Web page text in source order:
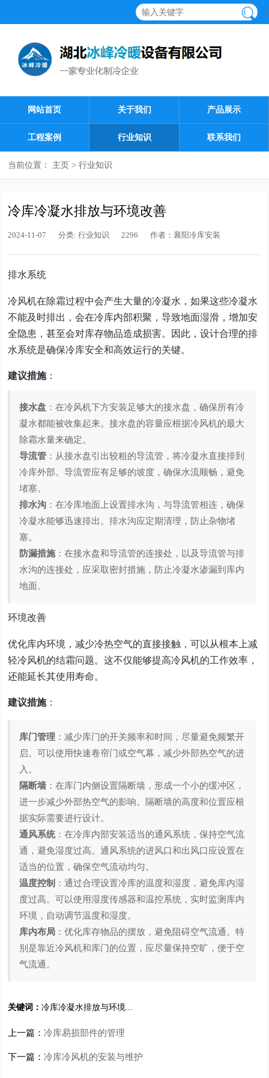
网站首页 关于我们 产品展示
工程案例 行业知识 联系我们
当前位置： 主页 > 行业知识
冷库冷凝水排放与环境改善
2024-11-07 分类: 行业知识 2296 作者： 襄阳冷库安装
排水系统
冷风机在除霜过程中会产生大量的冷凝水，如果这些冷凝水
不能及时排出，会在冷库内部积聚，导致地面湿滑，增加安
全隐患，甚至会对库存物品造成损害。因此，设计合理的排
水系统是确保冷库安全和高效运行的关键。
建议措施：
接水盘 ：在冷风机下方安装足够大的接水盘，确保所有冷
凝水都能被收集起来。接水盘的容量应根据冷风机的最大
除霜水量来确定。
导流管 ：从接水盘引出较粗的导流管，将冷凝水直接排到
冷库外部。导流管应有足够的坡度，确保水流顺畅，避免
堵塞。
排水沟 ：在冷库地面上设置排水沟，与导流管相连，确保
冷凝水能够迅速排出。排水沟应定期清理，防止杂物堵
塞。
防漏措施：在接水盘和导流管的连接处，以及导流管与排
水沟的连接处，应采取密封措施，防止冷凝水渗漏到库内
地面。
环境改善
优化库内环境，减少冷热空气的直接接触，可以从根本上减
轻冷风机的结霜问题。这不仅能够提高冷风机的工作效率，
还能延长其使用寿命。
建议措施：
库门管理 ：减少库门的开关频率和时间，尽量避免频繁开
启。可以使用快速卷帘门或空气幕，减少外部热空气的进
入。
隔断墙 ：在库门内侧设置隔断墙，形成一个小的缓冲区，
进一步减少外部热空气的影响。隔断墙的高度和位置应根
据实际需要进行设计。
通风系统：在冷库内部安装适当的通风系统，保持空气流
通，避免湿度过高。通风系统的进风口和出风口应设置在
适当的位置，确保空气流动均匀。
温度控制 ：通过合理设置冷库的温度和湿度，避免库内湿
度过高。可以使用湿度传感器和温控系统，实时监测库内
环境，自动调节温度和湿度。
库内布局 ：优化库存物品的摆放，避免阻碍空气流通。特
别是靠近冷风机和库门的位置，应尽量保持空旷，便于空
气流通。
关键词： 冷库冷凝水排放与环境...
上一篇： 冷库易损部件的管理
下一篇： 冷库冷风机的安装与维护